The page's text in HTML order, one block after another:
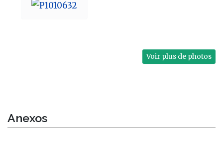
Voir plus de photos
Anexos